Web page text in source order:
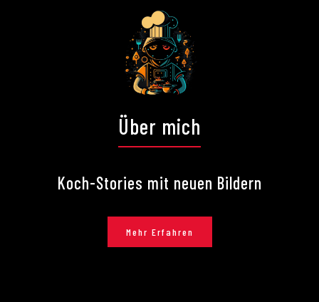
Über mich
Koch-Stories mit neuen Bildern
Mehr Erfahren